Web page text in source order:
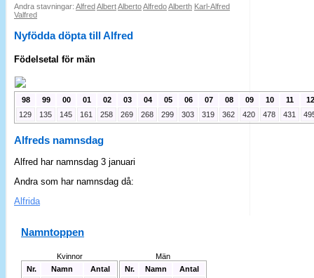
Andra stavningar:Alfred AlbertAlbertoAlfredoAlberth Karl-Alfred
Valfred
Nyfödda döpta till Alfred
Födelsetal för män
98 99 00 01 02 03 04 05 06 07 08 09 10 11
12
129
135 145 161 258 269 268 299 303 319 362 420 478 431
Alfreds namnsdag
Alfred har namnsdag 3 januari
Andra som har namnsdag då:
Alfrida
Namntoppen
Kvinnor
Nr.
Namn
Antal
Män
Nr.
Namn
Antal